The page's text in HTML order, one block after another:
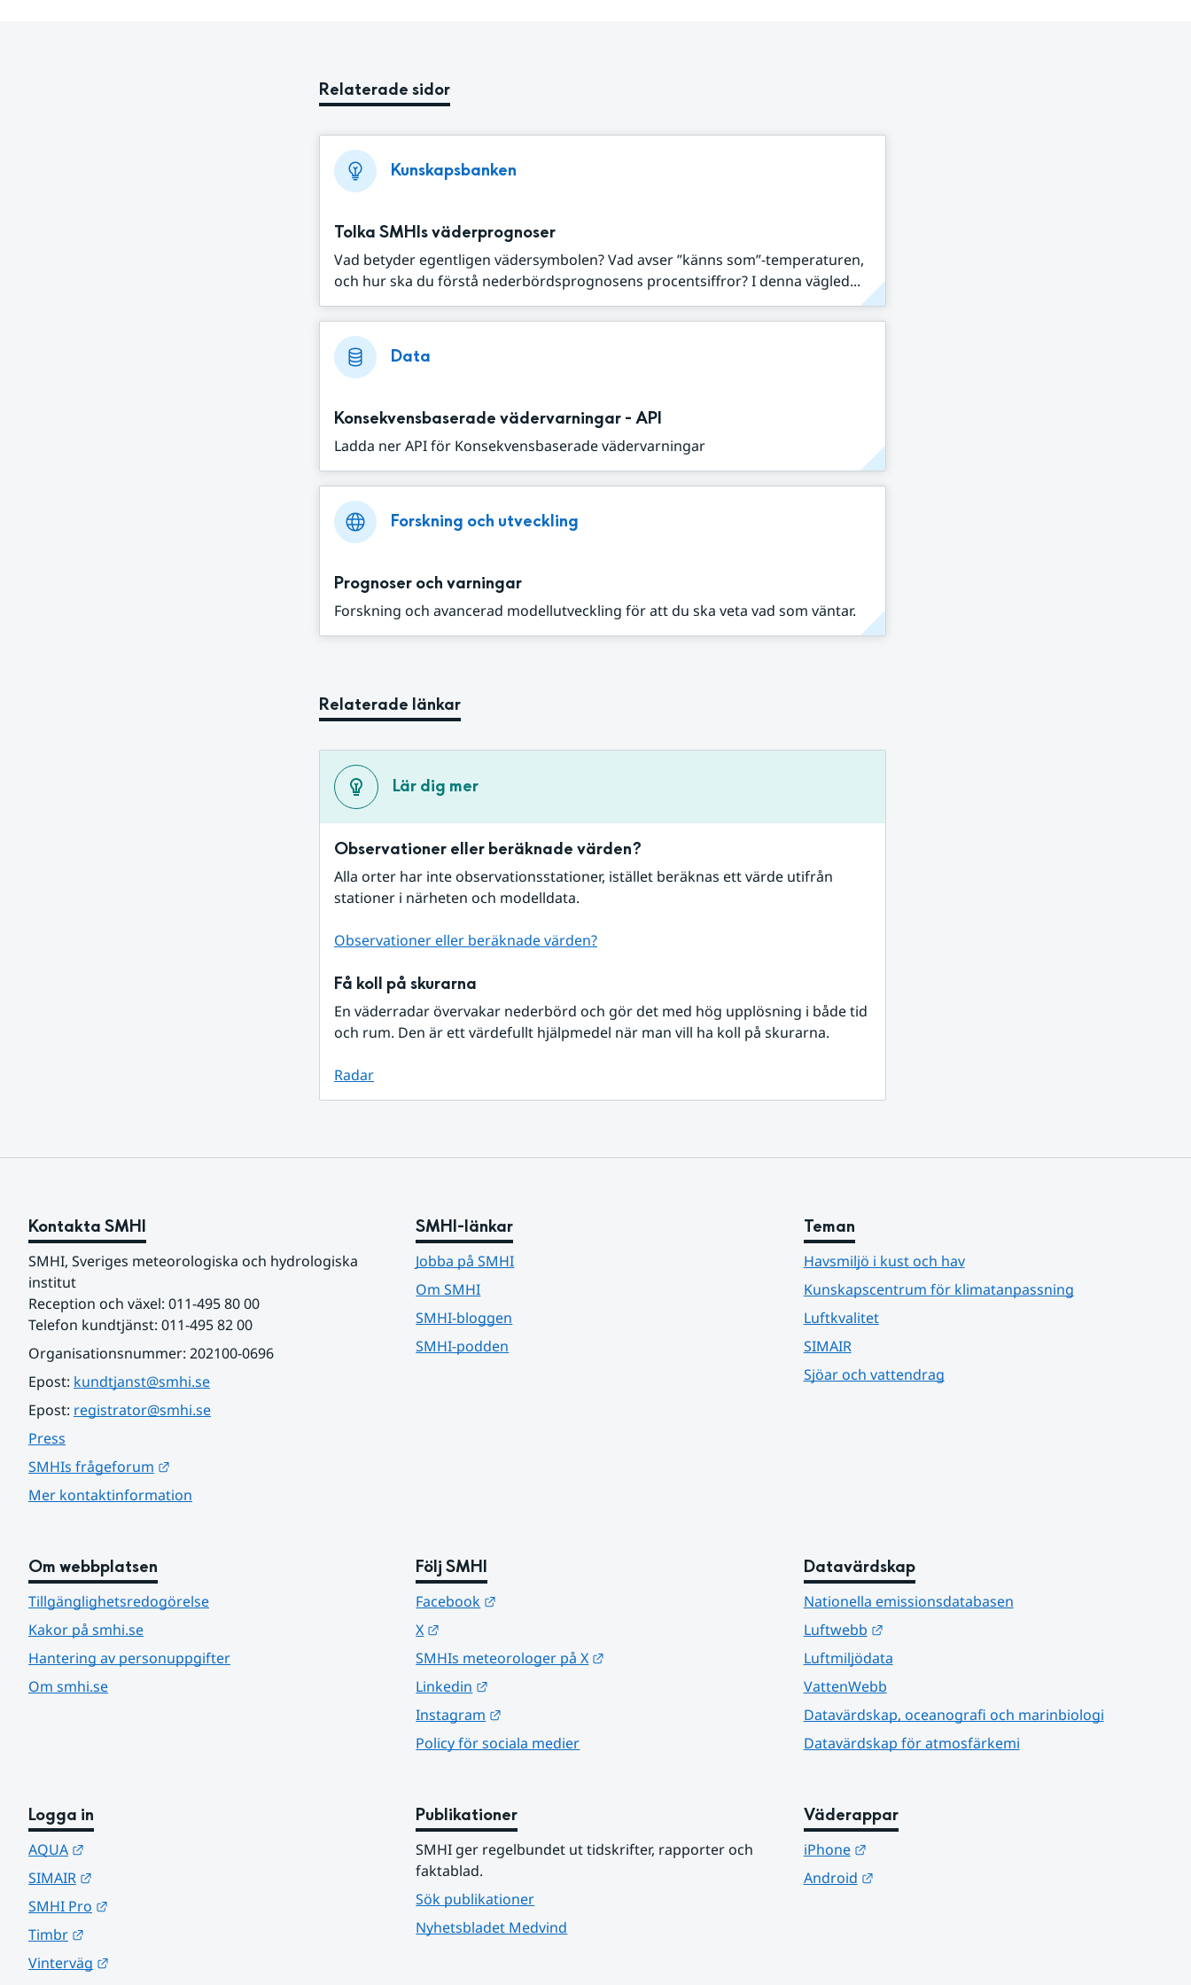
Relaterade sidor
Kunskapsbanken
Tolka SMHIs väderprognoser
Vad betyder egentligen vädersymbolen? Vad avser ”känns som”-temperaturen,
och hur ska du förstå nederbördsprognosens procentsiffror? I denna vägled...
Data
Konsekvensbaserade vädervarningar - API
Ladda ner API för Konsekvensbaserade vädervarningar
Forskning och utveckling
Prognoser och varningar
Forskning och avancerad modellutveckling för att du ska veta vad som väntar.
Relaterade länkar
Lär dig mer
Observationer eller beräknade värden?
Alla orter har inte observationsstationer, istället beräknas ett värde utifrån
stationer i närheten och modelldata.
Observationer eller beräknade värden?
Få koll på skurarna
En väderradar övervakar nederbörd och gör det med hög upplösning i både tid
och rum. Den är ett värdefullt hjälpmedel när man vill ha koll på skurarna.
Radar
Kontakta SMHI
SMHI, Sveriges meteorologiska och hydrologiska
institut
Reception och växel: 011-495 80 00
Telefon kundtjänst: 011-495 82 00
Organisationsnummer: 202100-0696
Epost: kundtjanst@smhi.se
Epost: registrator@smhi.se
Press
SMHIs frågeforum
Mer kontaktinformation
SMHI-länkar
Jobba på SMHI
Om SMHI
SMHI-bloggen
SMHI-podden
Teman
Havsmiljö i kust och hav
Kunskapscentrum för klimatanpassning
Luftkvalitet
SIMAIR
Sjöar och vattendrag
Om webbplatsen
Tillgänglighetsredogörelse
Kakor på smhi.se
Hantering av personuppgifter
Om smhi.se
Följ SMHI
Facebook
X
SMHIs meteorologer på X
Linkedin
Instagram
Policy för sociala medier
Datavärdskap
Nationella emissionsdatabasen
Luftwebb
Länk till annan webbplats.
Luftmiljödata
VattenWebb
Datavärdskap, oceanografi och marinbiologi
Datavärdskap för atmosfärkemi
Logga in
AQUA
SIMAIR
SMHI Pro
Timbr
Vinterväg
Publikationer
SMHI ger regelbundet ut tidskrifter, rapporter och
faktablad.
Sök publikationer
Nyhetsbladet Medvind
Väderappar
iPhone
Länk till annan webbplats.
Android
Länk till annan webbplats.